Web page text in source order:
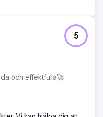
och effektfulla🚀
5